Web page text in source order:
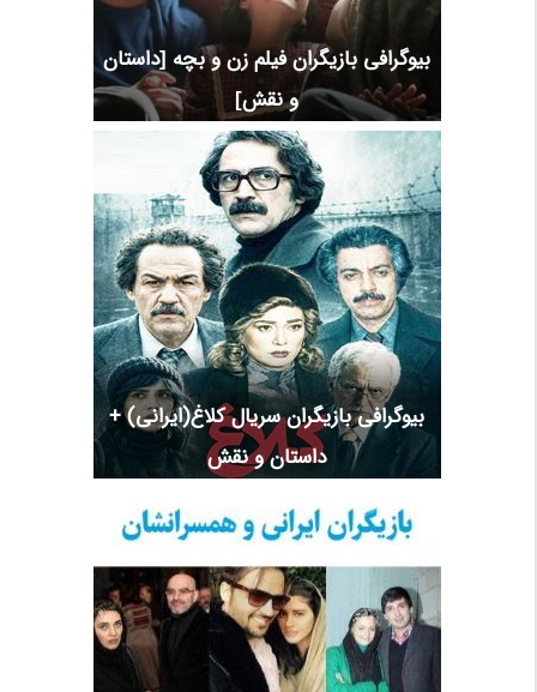
بیوگرافی بازیگران فیلم زن و بچه [داستان
و نقش]
بیوگرافی بازیگران سریال کلاغ(ایرانی) +
داستان و نقش